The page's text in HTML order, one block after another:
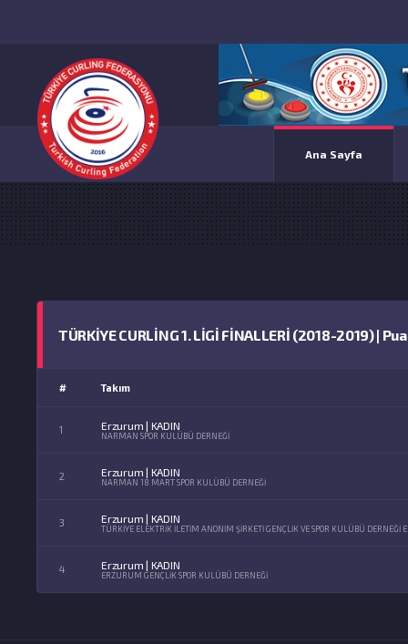
Ana Sayfa
TÜRKİYE CURLİNG 1. LİGİ FİNALLERİ (2018-2019) |
# Takım
1 Erzurum | KADIN
NARMAN SPOR KULÜBÜ DERNEĞİ
2 Erzurum | KADIN
NARMAN 18 MART SPOR KULÜBÜ DERNEĞİ
3 Erzurum | KADIN
TÜRKİYE ELEKTRİK İLETİM ANONİM ŞİRKETİ GENÇLİK VE SPOR KULÜBÜ DERNEĞİ
4 Erzurum | KADIN
ERZURUM GENÇLİK SPOR KULÜBÜ DERNEĞİ